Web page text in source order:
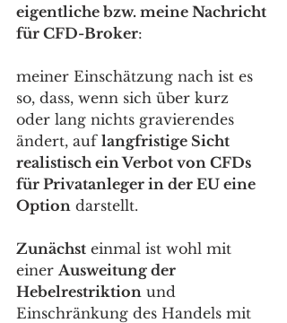
eigentliche bzw. meine Nachricht
für CFD-Broker:
meiner Einschätzung nach ist es
so, dass, wenn sich über kurz
oder lang nichts gravierendes
ändert, auf langfristige Sicht
realistisch ein Verbot von CFDs
für Privatanleger in der EU eine
Option darstellt.
Zunächst einmal ist wohl mit
einer Ausweitung der
Hebelrestriktion und
Einschränkung des Handels mit